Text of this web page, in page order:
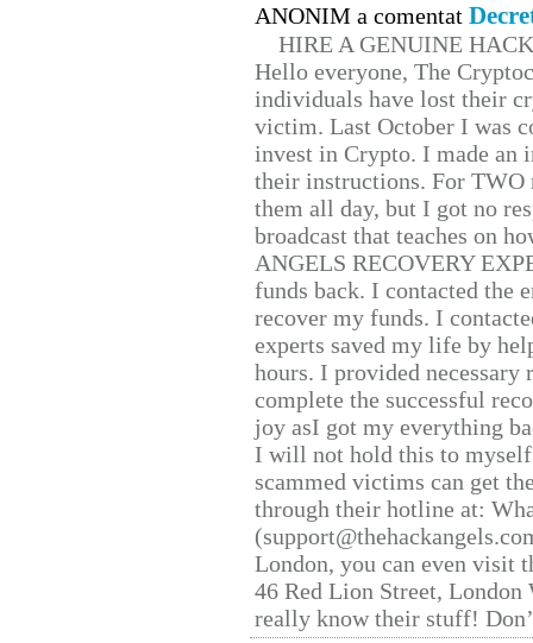
ANONIM a comentat
HIRE A GENUINE
Hello everyone, The
individuals have lost their
victim. Last October I was
invest in Crypto. I made
their instructions. For TWO
them all day, but I got no
broadcast that teaches on
ANGELS RECOVERY
funds back. I contacted the
recover my funds. I
experts saved my life by
hours. I provided
complete the successful
joy asI got my everything
I will not hold this to
scammed victims can get
through their hotline at:
London, you can even visit
46 Red Lion Street, London
really know their stuff!